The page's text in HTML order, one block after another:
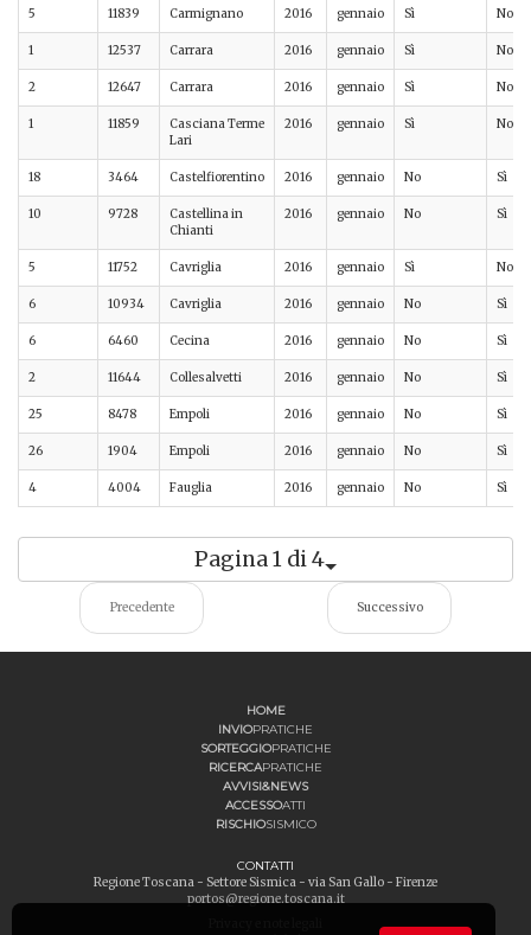
5 11839 Carmignano 2016 gennaio Sì No
1 12537 Carrara 2016 gennaio Sì No
2 12647 Carrara 2016 gennaio Sì No
1 11859
Casciana Terme
Lari
2016 gennaio Sì No
18 3464 Castelfiorentino 2016 gennaio No Sì
10 9728
Castellina in
Chianti
2016 gennaio No Sì
5 11752 Cavriglia 2016 gennaio Sì No
6 10934 Cavriglia 2016 gennaio No Sì
6 6460 Cecina 2016 gennaio No Sì
2 11644 Collesalvetti 2016 gennaio No Sì
25 8478 Empoli 2016 gennaio No Sì
26 1904 Empoli 2016 gennaio No Sì
4 4004 Fauglia 2016 gennaio No Sì
Pagina 1 di 4
Precedente Successivo
HOME
INVIOPRATICHE
SORTEGGIOPRATICHE
RICERCAPRATICHE
AVVISI&NEWS
ACCESSOATTI
RISCHIOSISMICO
CONTATTI
Regione Toscana - Settore Sismica - via San Gallo - Firenze
portos@regione.toscana.it